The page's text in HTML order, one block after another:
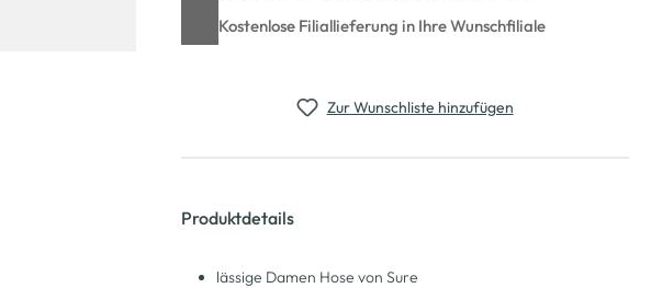
Kostenlose Filiallieferung in Ihre Wunschfiliale
Zur Wunschliste hinzufügen
Produktdetails
lässige Damen Hose von Sure